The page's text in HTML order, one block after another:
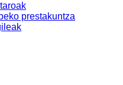
prestakuntza